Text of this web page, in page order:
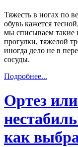
Тяжесть в ногах по
обувь кажется
мы списываем такие
прогулки, тяжелой
иногда дело не в
сосуды.
Подробнее...
Ортез
как